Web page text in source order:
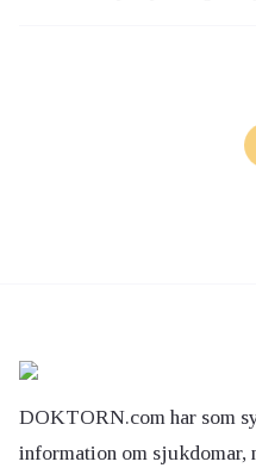
DOKTORN.com har som
information om sjukdomar,